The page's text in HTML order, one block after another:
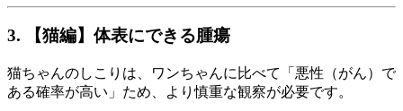
3. 【猫編】体表にできる腫瘍
猫ちゃんのしこりは、ワンちゃんに比べて「悪性（がん）で
ある確率が高い」ため、より慎重な観察が必要です。